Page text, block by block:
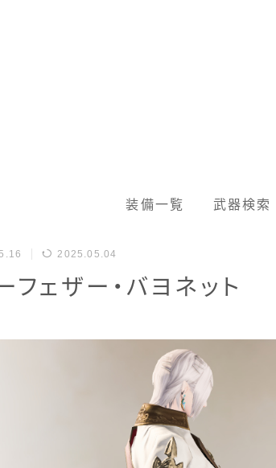
装備一覧 武器検索
2025.05.04
フェザー・バヨネット